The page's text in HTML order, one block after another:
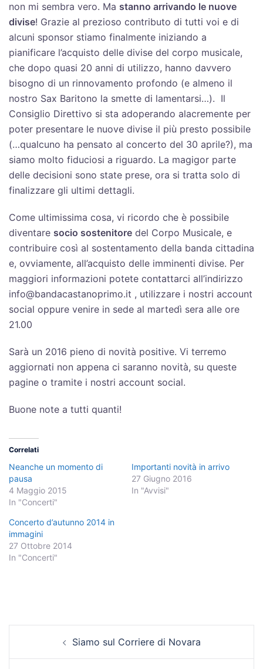
non mi sembra vero. Ma stanno arrivando le nuove
divise! Grazie al prezioso contributo di tutti voi e di
alcuni sponsor stiamo finalmente iniziando a
pianificare l’acquisto delle divise del corpo musicale,
che dopo quasi 20 anni di utilizzo, hanno davvero
bisogno di un rinnovamento profondo (e almeno il
nostro Sax Baritono la smette di lamentarsi…). Il
Consiglio Direttivo si sta adoperando alacremente per
poter presentare le nuove divise il più presto possibile
(…qualcuno ha pensato al concerto del 30 aprile?), ma
siamo molto fiduciosi a riguardo. La magigor parte
delle decisioni sono state prese, ora si tratta solo di
finalizzare gli ultimi dettagli.
Come ultimissima cosa, vi ricordo che è possibile
diventare socio sostenitore del Corpo Musicale, e
contribuire così al sostentamento della banda cittadina
e, ovviamente, all’acquisto delle imminenti divise. Per
maggiori informazioni potete contattarci all’indirizzo
info@bandacastanoprimo.it , utilizzare i nostri account
social oppure venire in sede al martedì sera alle ore
21.00
Sarà un 2016 pieno di novità positive. Vi terremo
aggiornati non appena ci saranno novità, su queste
pagine o tramite i nostri account social.
Buone note a tutti quanti!
Correlati
Neanche un momento di
pausa
4 Maggio 2015
In "Concerti"
Importanti novità in arrivo
27 Giugno 2016
In "Avvisi"
Concerto d’autunno 2014 in
immagini
27 Ottobre 2014
In "Concerti"
Siamo sul Corriere di Novara